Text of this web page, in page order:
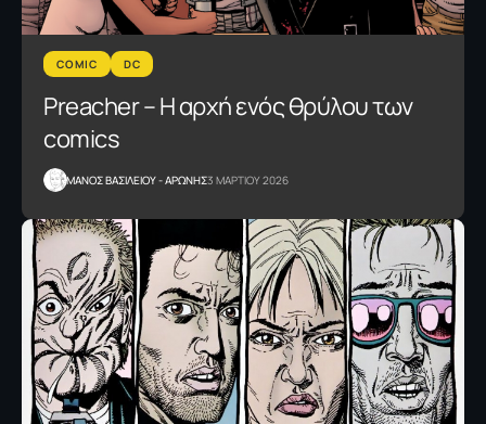
COMIC DC
Preacher – Η αρχή ενός θρύλου των
comics
ΜΑΝΟΣ ΒΑΣΙΛΕΙΟΥ - ΑΡΩΝΗΣ3 ΜΑΡΤΙΟΥ 2026